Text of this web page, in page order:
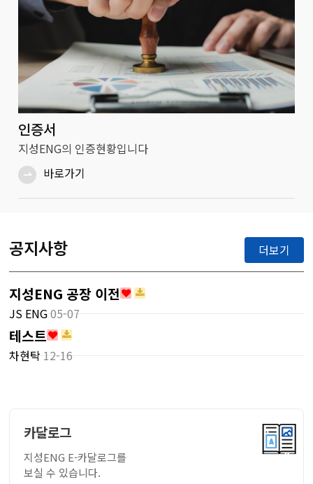
인증서
지성ENG의 인증현황입니다
⇀ 바로가기
공지사항 더보기
지성ENG 공장 이전
JS ENG05-07
테스트
차현탁 12-16
카달로그
지성ENG E-카달로그를
보실 수 있습니다.